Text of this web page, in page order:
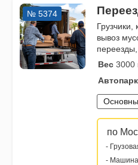
№ 5374
вывоз
Вес 3000
по
-
- Машина